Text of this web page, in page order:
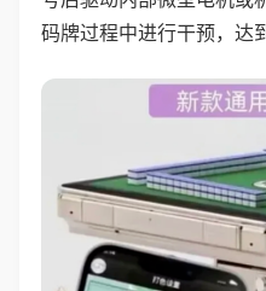
码牌过程中进行干预，达